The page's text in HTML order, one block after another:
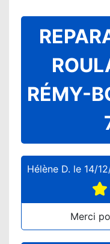
RÉMY-
Hélène D. le 14/
Merci